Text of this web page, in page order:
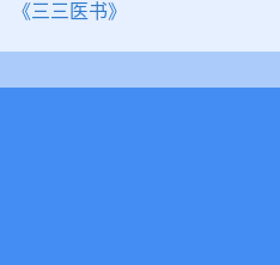
《三三医书》